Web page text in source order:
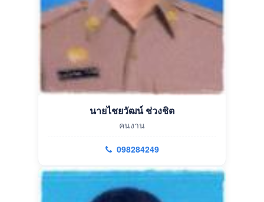
นายไชยวัฒน์ ช่วงชิต
คนงาน
098284249